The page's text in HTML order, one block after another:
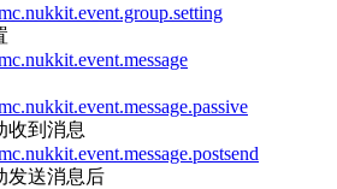
收到消息
发送消息后